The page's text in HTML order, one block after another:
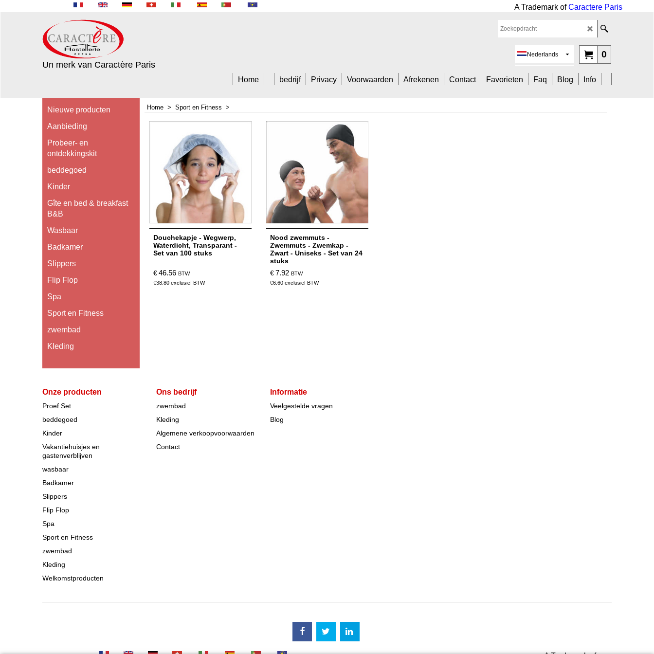
A Trademark ofCaractere Paris
Un merk van Caractère Paris
0
Nederlands
Home bedrijf Privacy Voorwaarden Afrekenen Contact Favorieten Faq Blog Info
Nieuwe producten
Aanbieding
Probeer- en
ontdekkingskit
beddegoed
Kinder
Gîte en bed & breakfast
B&B
Wasbaar
Badkamer
Slippers
Flip Flop
Spa
Sport en Fitness
zwembad
Kleding
Home > Sport en Fitness >
Douchekapje - Wegwerp,
Waterdicht, Transparant -
Set van 100 stuks
€46.56 BTW
€38.80 exclusief BTW
Nood zwemmuts -
Zwemmuts - Zwemkap -
Zwart - Uniseks - Set van 24
stuks
€7.92 BTW
€6.60 exclusief BTW
Onze producten
Proef Set
beddegoed
Kinder
Vakantiehuisjes en
gastenverblijven
wasbaar
Badkamer
Slippers
Flip Flop
Spa
Sport en Fitness
zwembad
Kleding
Welkomstproducten
Ons bedrijf
zwembad
Kleding
Algemene verkoopvoorwaarden
Contact
Informatie
Veelgestelde vragen
Blog